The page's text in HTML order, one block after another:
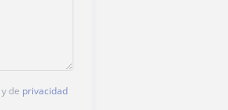
y de privacidad